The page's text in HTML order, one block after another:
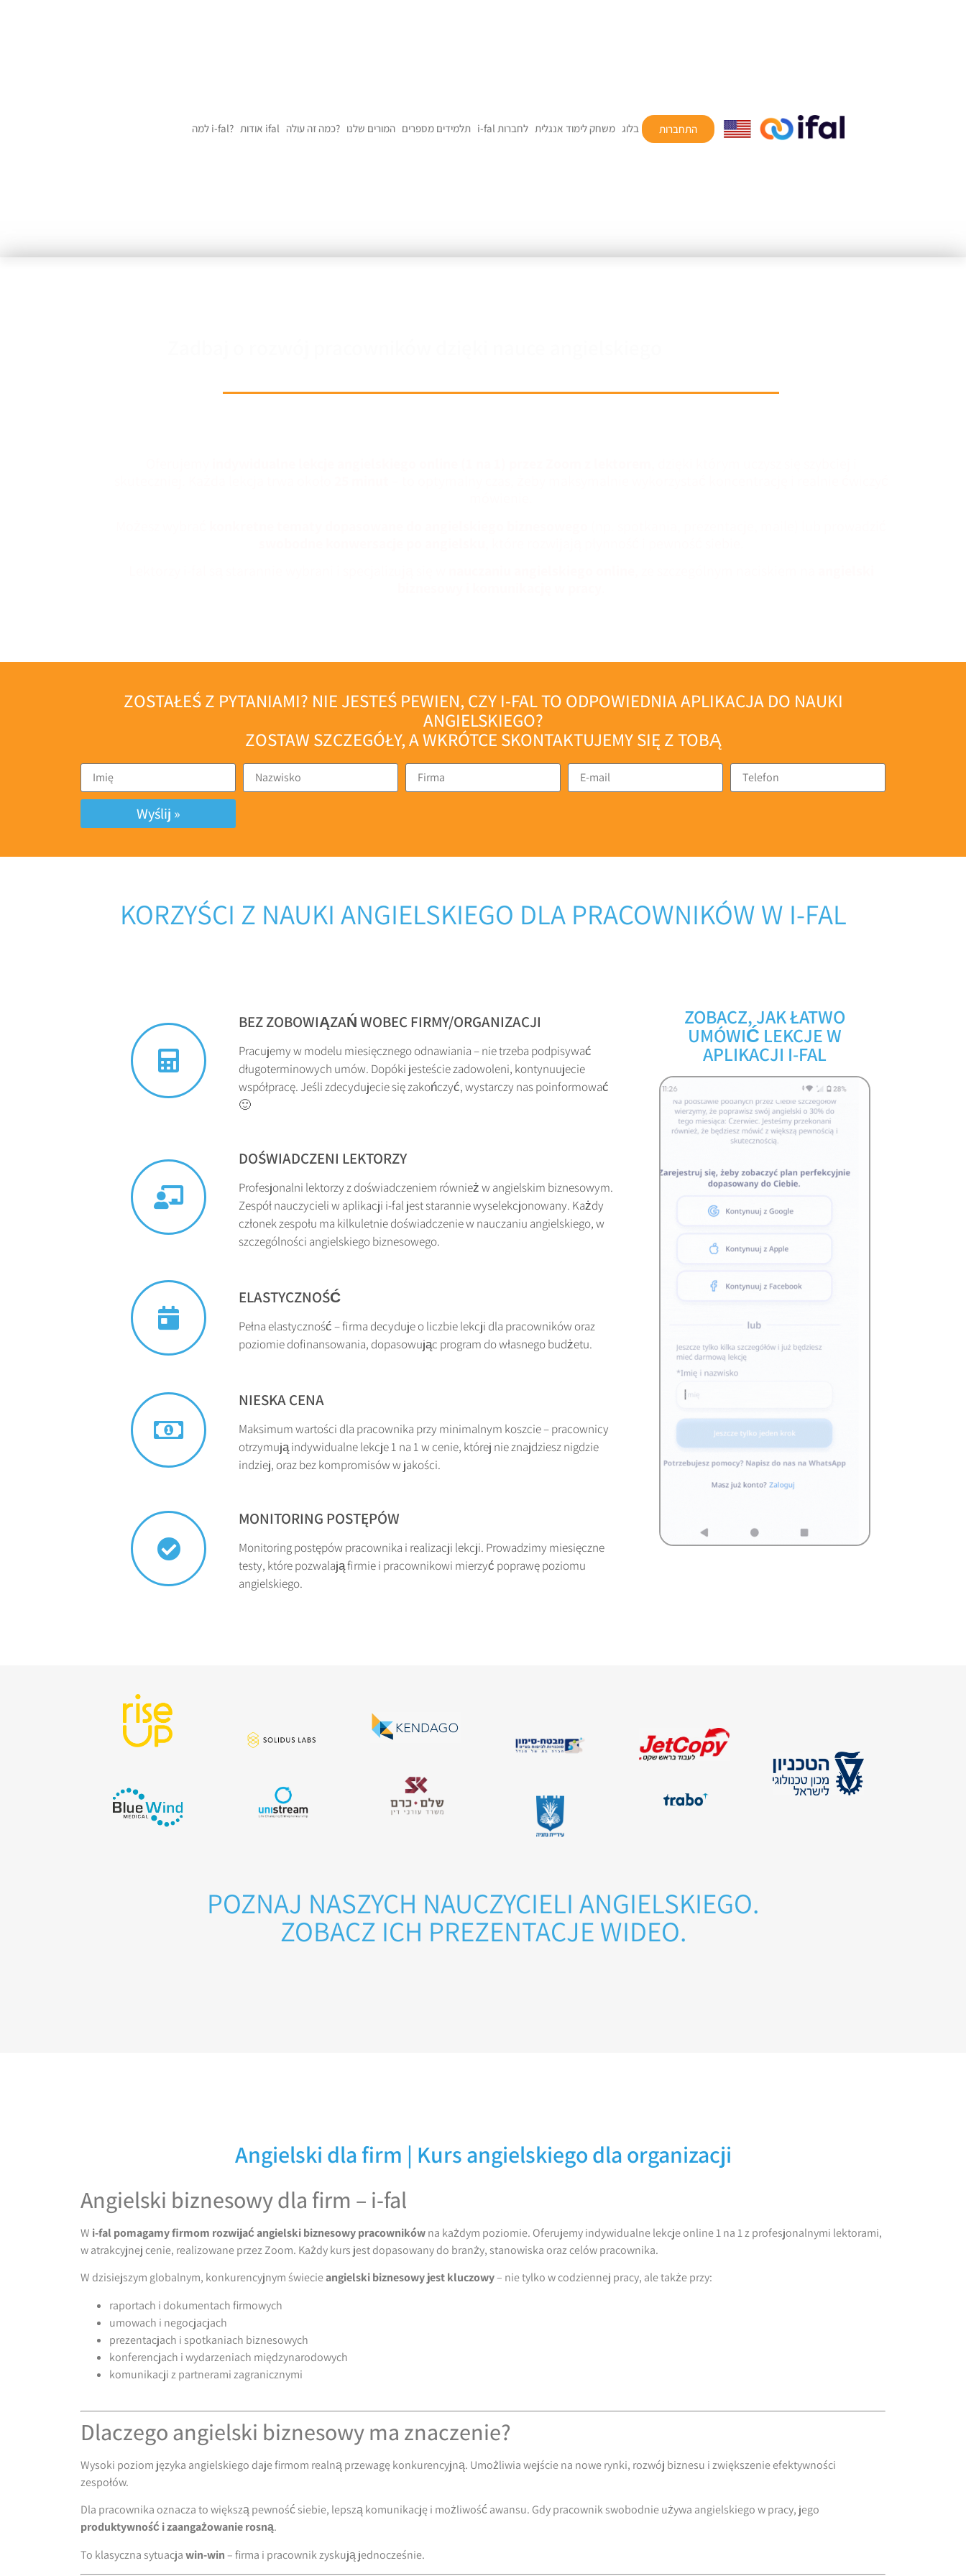
למה i-fal? אודות ifal כמה זה עולה? המורים שלנו תלמידים מספרים i-fal לחברות משחק לימוד אנגלית בלוג התחברות
ZOSTAŁEŚ Z PYTANIAMI? NIE JESTEŚ PEWIEN, CZY I-FAL TO ODPOWIEDNIA APLIKACJA DO NAUKI
ANGIELSKIEGO?
ZOSTAW SZCZEGÓŁY, A WKRÓTCE SKONTAKTUJEMY SIĘ Z TOBĄ
Wyślij »
KORZYŚCI Z NAUKI ANGIELSKIEGO DLA PRACOWNIKÓW W I-FAL
BEZ ZOBOWIĄZAŃ WOBEC FIRMY/ORGANIZACJI
Pracujemy w modelu miesięcznego odnawiania – nie trzeba podpisywać
długoterminowych umów. Dopóki jesteście zadowoleni, kontynuujecie
współpracę. Jeśli zdecydujecie się zakończyć, wystarczy nas poinformować
🙂
DOŚWIADCZENI LEKTORZY
Profesjonalni lektorzy z doświadczeniem również w angielskim biznesowym.
Zespół nauczycieli w aplikacji i-fal jest starannie wyselekcjonowany. Każdy
członek zespołu ma kilkuletnie doświadczenie w nauczaniu angielskiego, w
szczególności angielskiego biznesowego.
ELASTYCZNOŚĆ
Pełna elastyczność – firma decyduje o liczbie lekcji dla pracowników oraz
poziomie dofinansowania, dopasowując program do własnego budżetu.
NIESKA CENA
Maksimum wartości dla pracownika przy minimalnym koszcie – pracownicy
otrzymują indywidualne lekcje 1 na 1 w cenie, której nie znajdziesz nigdzie
indziej, oraz bez kompromisów w jakości.
MONITORING POSTĘPÓW
Monitoring postępów pracownika i realizacji lekcji. Prowadzimy miesięczne
testy, które pozwalają firmie i pracownikowi mierzyć poprawę poziomu
angielskiego.
ZOBACZ, JAK ŁATWO
UMÓWIĆ LEKCJE W
APLIKACJI I-FAL
POZNAJ NASZYCH NAUCZYCIELI ANGIELSKIEGO.
ZOBACZ ICH PREZENTACJE WIDEO.
Angielski dla firm | Kurs angielskiego dla organizacji
Angielski biznesowy dla firm – i-fal
W i-fal pomagamy firmom rozwijać angielski biznesowy pracownikówna każdym poziomie. Oferujemy indywidualne lekcje online 1 na 1 z profesjonalnymi lektorami,
w atrakcyjnej cenie, realizowane przez Zoom. Każdy kurs jest dopasowany do branży, stanowiska oraz celów pracownika.
W dzisiejszym globalnym, konkurencyjnym świecieangielski biznesowy jest kluczowy– nie tylko w codziennej pracy, ale także przy:
raportach i dokumentach firmowych
umowach i negocjacjach
prezentacjach i spotkaniach biznesowych
konferencjach i wydarzeniach międzynarodowych
komunikacji z partnerami zagranicznymi
Dlaczego angielski biznesowy ma znaczenie?
Wysoki poziom języka angielskiego daje firmom realną przewagę konkurencyjną. Umożliwia wejście na nowe rynki, rozwój biznesu i zwiększenie efektywności
zespołów.
Dla pracownika oznacza to większą pewność siebie, lepszą komunikację i możliwość awansu. Gdy pracownik swobodnie używa angielskiego w pracy, jego
produktywność i zaangażowanie rosną.
To klasyczna sytuacjawin-win – firma i pracownik zyskują jednocześnie.